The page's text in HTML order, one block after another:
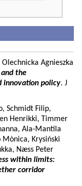
Agnieszka
the
innovation policy. J
Schmidt Filip,
Henrikki, Timmer
Ala-Mantila
Mònica, Krysiński
Næss Peter
within limits:
corridor